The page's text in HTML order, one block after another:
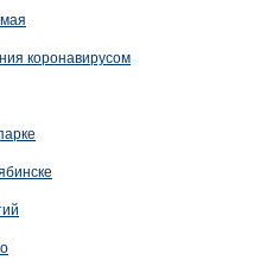
коронавирусом